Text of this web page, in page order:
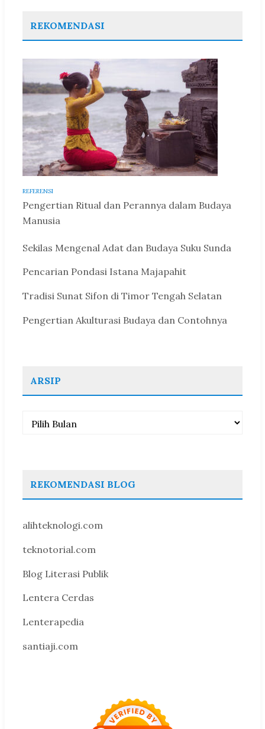
REKOMENDASI
REFERENSI
Pengertian Ritual dan Perannya dalam Budaya
Manusia
Sekilas Mengenal Adat dan Budaya Suku Sunda
Pencarian Pondasi Istana Majapahit
Tradisi Sunat Sifon di Timor Tengah Selatan
Pengertian Akulturasi Budaya dan Contohnya
ARSIP
Arsip
REKOMENDASI BLOG
alihteknologi.com
teknotorial.com
Blog Literasi Publik
Lentera Cerdas
Lenterapedia
santiaji.com